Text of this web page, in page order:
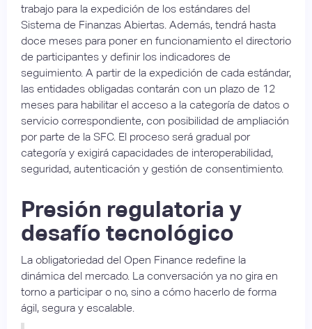
trabajo para la expedición de los estándares del
Sistema de Finanzas Abiertas. Además, tendrá hasta
doce meses para poner en funcionamiento el directorio
de participantes y definir los indicadores de
seguimiento. A partir de la expedición de cada estándar,
las entidades obligadas contarán con un plazo de 12
meses para habilitar el acceso a la categoría de datos o
servicio correspondiente, con posibilidad de ampliación
por parte de la SFC. El proceso será gradual por
categoría y exigirá capacidades de interoperabilidad,
seguridad, autenticación y gestión de consentimiento.
Presión regulatoria y
desafío tecnológico
La obligatoriedad del Open Finance redefine la
dinámica del mercado. La conversación ya no gira en
torno a participar o no, sino a cómo hacerlo de forma
ágil, segura y escalable.